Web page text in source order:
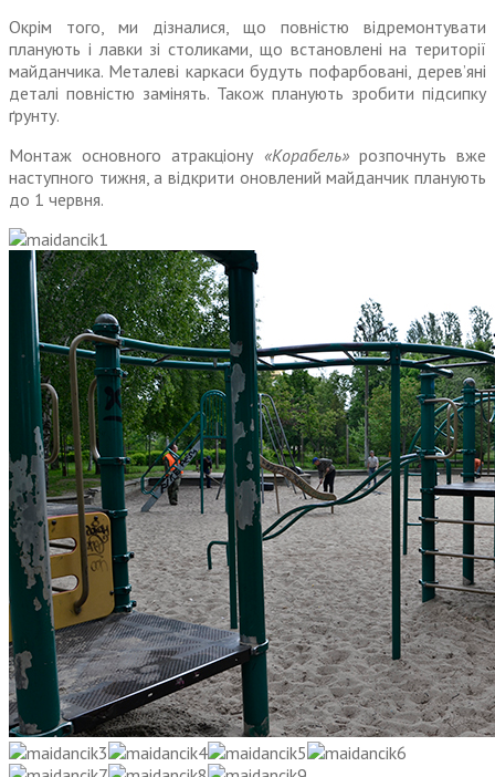
Окрім того, ми дізналися, що повністю відремонтувати
планують і лавки зі столиками, що встановлені на території
майданчика. Металеві каркаси будуть пофарбовані, дерев’яні
деталі повністю замінять. Також планують зробити підсипку
ґрунту.
Монтаж основного атракціону «Корабель»розпочнуть вже
наступного тижня, а відкрити оновлений майданчик планують
до 1 червня.